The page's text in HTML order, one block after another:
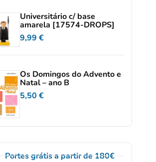
Universitário c/ base
amarela [17574-DROPS]
9,99 €
Os Domingos do Advento e
Natal – ano B
5,50 €
Portes grátis a partir de 180€